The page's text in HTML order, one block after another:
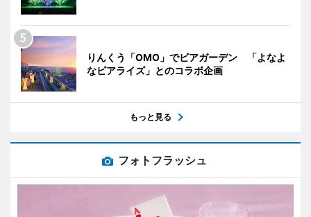
りんくう「OMO」でビアガーデン 「よなよ
なビアライズ」とのコラボ企画
もっと見る
フォトフラッシュ